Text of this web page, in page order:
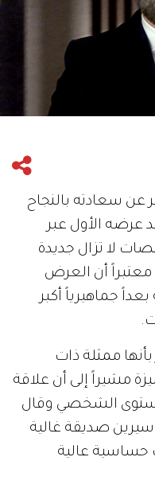
عن سعادته بالنجاح
عرضه الأول عبر
لا تزال جديدة
معتبراً أن العرض
جماهيرياً أكبر
ممثلة ذات
مشيراً إلى أن علاقة
الشخصي وقال
"سيرين صديقة غالية
حساسية عالية